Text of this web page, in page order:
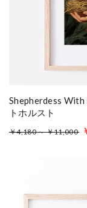
Shepherdess
トホルスト
￥4,180 ～ ￥11,000